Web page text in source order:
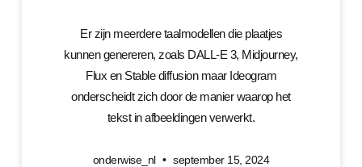
Er zijn meerdere taalmodellen die plaatjes
kunnen genereren, zoals DALL-E 3, Midjourney,
Flux en Stable diffusion maar Ideogram
onderscheidt zich door de manier waarop het
tekst in afbeeldingen verwerkt.
onderwise_nl september 15, 2024